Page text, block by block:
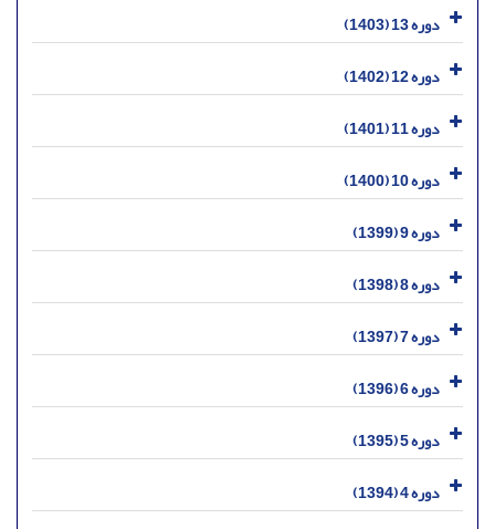
دوره 13 (1403)
دوره 12 (1402)
دوره 11 (1401)
دوره 10 (1400)
دوره 9 (1399)
دوره 8 (1398)
دوره 7 (1397)
دوره 6 (1396)
دوره 5 (1395)
دوره 4 (1394)